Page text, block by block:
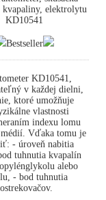
kvapaliny, elektrolytu
KD10541
Bestseller
KD10541,
v každej dielni,
ktoré umožňuje
vlastnosti
indexu lomu
Vďaka tomu je
- úroveň nabitia
tuhnutia kvapalín
alebo
- bod tuhnutia